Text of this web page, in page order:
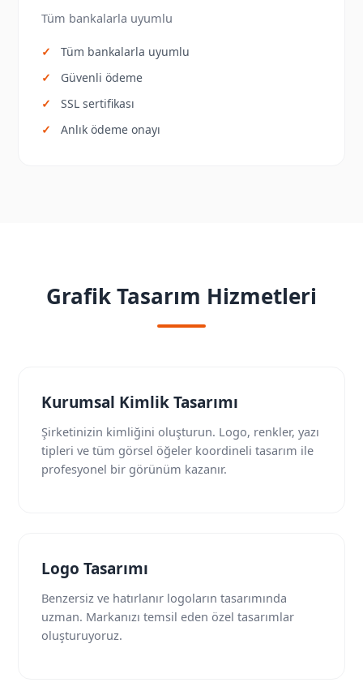
Tüm bankalarla uyumlu
Tüm bankalarla uyumlu
Güvenli ödeme
SSL sertifikası
Anlık ödeme onayı
Grafik Tasarım Hizmetleri
Kurumsal Kimlik Tasarımı
Şirketinizin kimliğini oluşturun. Logo, renkler, yazı
tipleri ve tüm görsel öğeler koordineli tasarım ile
profesyonel bir görünüm kazanır.
Logo Tasarımı
Benzersiz ve hatırlanır logoların tasarımında
uzman. Markanızı temsil eden özel tasarımlar
oluşturuyoruz.